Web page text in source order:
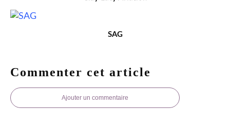
SAG
Commenter cet article
Ajouter un commentaire